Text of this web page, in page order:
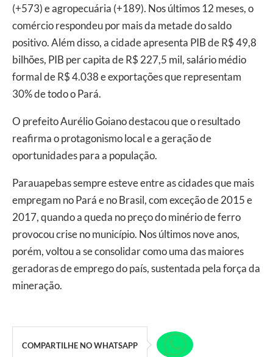
(+573) e agropecuária (+189). Nos últimos 12 meses, o
comércio respondeu por mais da metade do saldo
positivo. Além disso, a cidade apresenta PIB de R$ 49,8
bilhões, PIB per capita de R$ 227,5 mil, salário médio
formal de R$ 4.038 e exportações que representam
30% de todo o Pará.
O prefeito Aurélio Goiano destacou que o resultado
reafirma o protagonismo local e a geração de
oportunidades para a população.
Parauapebas sempre esteve entre as cidades que mais
empregam no Pará e no Brasil, com exceção de 2015 e
2017, quando a queda no preço do minério de ferro
provocou crise no município. Nos últimos nove anos,
porém, voltou a se consolidar como uma das maiores
geradoras de emprego do país, sustentada pela força da
mineração.
COMPARTILHE NO WHATSAPP